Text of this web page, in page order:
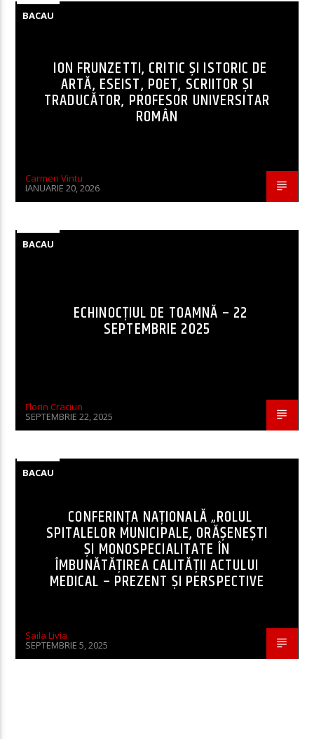
BACAU
ION FRUNZETTI, CRITIC ȘI ISTORIC DE
ARTĂ, ESEIST, POET, SCRIITOR ȘI
TRADUCĂTOR, PROFESOR UNIVERSITAR
ROMÂN
Carmen Vintu
IANUARIE 20, 2026
BACAU
ECHINOCȚIUL DE TOAMNĂ – 22
SEPTEMBRIE 2025
Florin Craciun
SEPTEMBRIE 22, 2025
BACAU
CONFERINȚA NAȚIONALĂ „ROLUL
SPITALELOR MUNICIPALE, ORĂȘENEȘTI
ȘI MONOSPECIALITATE ÎN
ÎMBUNĂTĂȚIREA CALITĂȚII ACTULUI
MEDICAL – PREZENT ȘI PERSPECTIVE
Saila Livia
SEPTEMBRIE 5, 2025